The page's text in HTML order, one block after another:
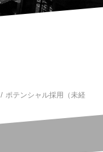
ポテンシャル採用（未経